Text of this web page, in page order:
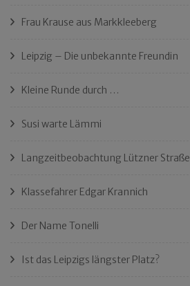
Frau Krause aus Markkleeberg
Leipzig – Die unbekannte Freundin
Kleine Runde durch …
Susi warte Lämmi
Langzeitbeobachtung Lützner Straße
Klassefahrer Edgar Krannich
Der Name Tonelli
Ist das Leipzigs längster Platz?